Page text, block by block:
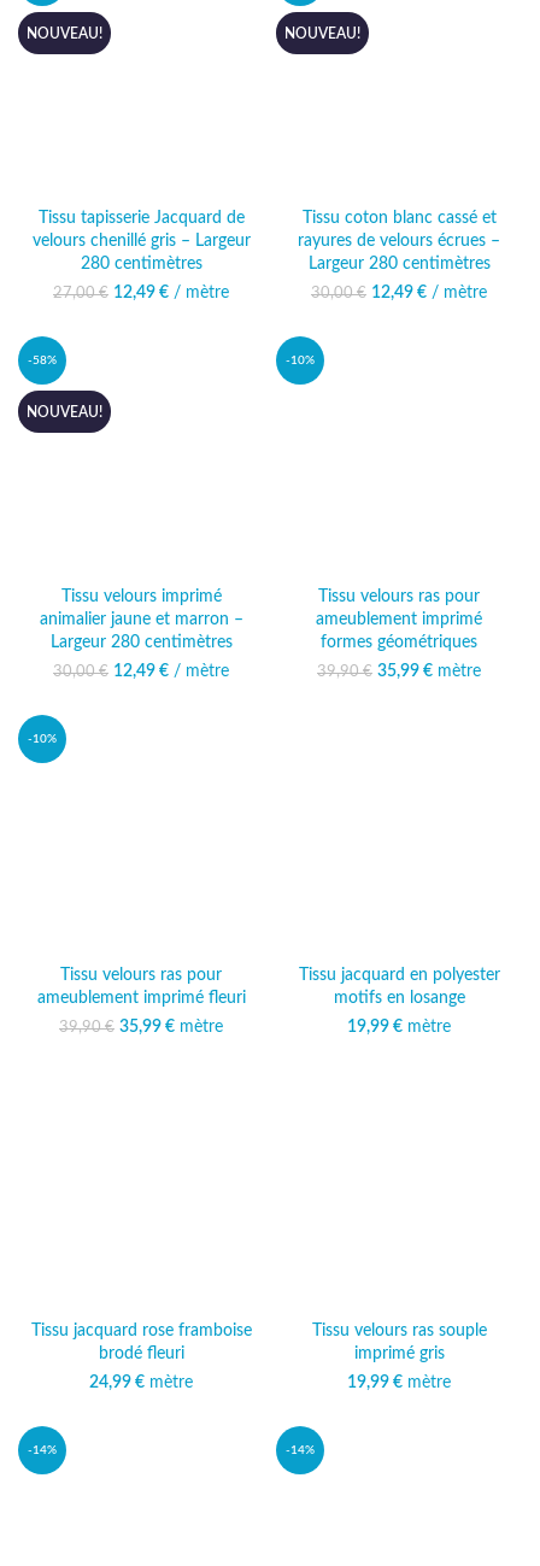
NOUVEAU!
Tissu tapisserie Jacquard de
velours chenillé gris – Largeur
280 centimètres
27,00€
Le prix initial était :
12,49 €
Le prix
/ mètre
NOUVEAU!
Tissu coton blanc cassé et
rayures de velours écrues –
Largeur 280 centimètres
30,00€
Le prix initial était :
12,49 €
Le prix
/ mètre
-58%
NOUVEAU!
Tissu velours imprimé
animalier jaune et marron –
Largeur 280 centimètres
30,00€
Le prix initial était :
12,49 €
Le prix
/ mètre
-10%
Tissu velours ras pour
ameublement imprimé
formes géométriques
39,90€ Le prix initial était :
35,99 €
Le prix
mètre
-10%
Tissu velours ras pour
ameublement imprimé fleuri
39,90€ Le prix initial était :
35,99 €
Le prix
mètre
Tissu jacquard en polyester
motifs en losange
19,99 € mètre
Tissu jacquard rose framboise
brodé fleuri
24,99 € mètre
Tissu velours ras souple
imprimé gris
19,99 € mètre
-14% -14%